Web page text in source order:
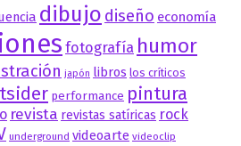
dibujo diseño economía
fotografía humor
japón libros los críticos
performance pintura
revista revistas satíricas rock
underground videoarte videoclip